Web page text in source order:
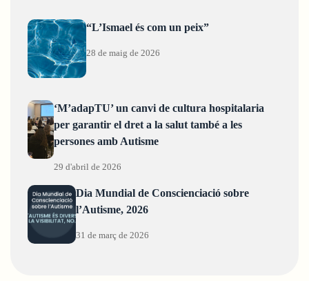
“L’Ismael és com un peix”
28 de maig de 2026
‘M’adapTU’ un canvi de cultura hospitalaria
per garantir el dret a la salut també a les
persones amb Autisme
29 d'abril de 2026
Dia Mundial de Conscienciació sobre
l’Autisme, 2026
31 de març de 2026